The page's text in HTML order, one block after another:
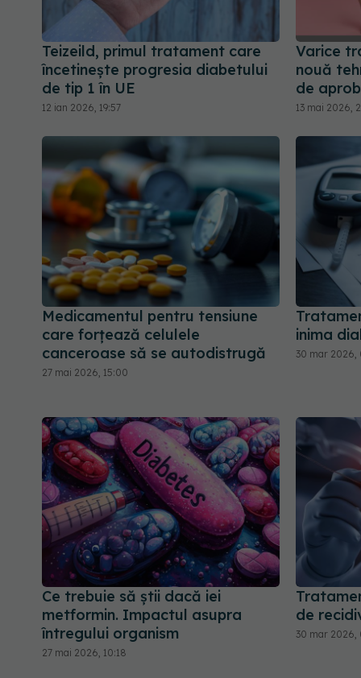
Teizeild, primul tratament care
încetinește progresia diabetului
de tip 1 în UE
12 ian 2026, 19:57
Varice
nouă
de
13 mai 2026,
Medicamentul pentru tensiune
care forțează celulele
canceroase să se autodistrugă
27 mai 2026, 15:00
inima
30 mar 2026,
Ce trebuie să știi dacă iei
metformin. Impactul asupra
întregului organism
27 mai 2026, 10:18
de
30 mar 2026,